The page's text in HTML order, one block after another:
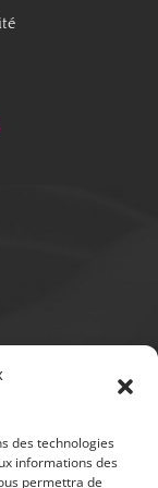
des technologies
informations des
permettra de